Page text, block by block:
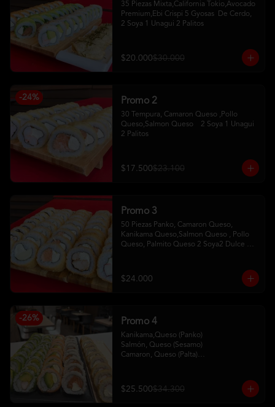
35 Piezas Mixta,California Tokio,Avocado
Premium,Ebi Crispi 5 Gyosas  De Cerdo,
2 Soya 1 Unagui 2 Palitos
$20.000$30.000
-24% Promo 2
30 Tempura, Camaron Queso ,Pollo
Queso,Salmon Queso    2 Soya 1 Unagui
2 Palitos
$17.500$23.100
Promo 3
50 Piezas Panko, Camaron Queso,
Kanikama Queso,Salmon Queso , Pollo
Queso, Palmito Queso 2 Soya2 Dulce 2
$24.000
-26% Promo 4
Kanikama,Queso (Panko)
Salmón, Queso (Sesamo)
Camaron, Queso (Palta)
$25.500$34.300